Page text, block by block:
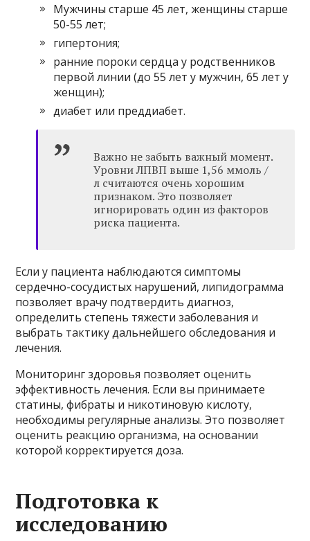
Мужчины старше 45 лет, женщины старше
50-55 лет;
гипертония;
ранние пороки сердца у родственников
первой линии (до 55 лет у мужчин, 65 лет у
женщин);
диабет или преддиабет.
Важно не забыть важный момент.
Уровни ЛПВП выше 1,56 ммоль /
л считаются очень хорошим
признаком. Это позволяет
игнорировать один из факторов
риска пациента.
Если у пациента наблюдаются симптомы
сердечно-сосудистых нарушений, липидограмма
позволяет врачу подтвердить диагноз,
определить степень тяжести заболевания и
выбрать тактику дальнейшего обследования и
лечения.
Мониторинг здоровья позволяет оценить
эффективность лечения. Если вы принимаете
статины, фибраты и никотиновую кислоту,
необходимы регулярные анализы. Это позволяет
оценить реакцию организма, на основании
которой корректируется доза.
Подготовка к
исследованию